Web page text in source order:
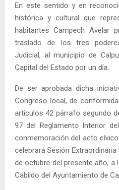
En este sentido y en
histórica y cultural que
habitantes Campech Avelar
traslado de los tres
Judicial, al municipio de
Capital del Estado por un día.
De ser aprobada dicha
Congreso local, de
artículos 42 párrafo segundo
97 del Reglamento Interior
conmemoración del acto
celebrará Sesión
de octubre del presente año, a
Cabildo del Ayuntamiento de